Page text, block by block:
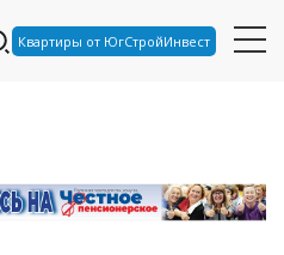
Квартиры от ЮгСтройИнвест